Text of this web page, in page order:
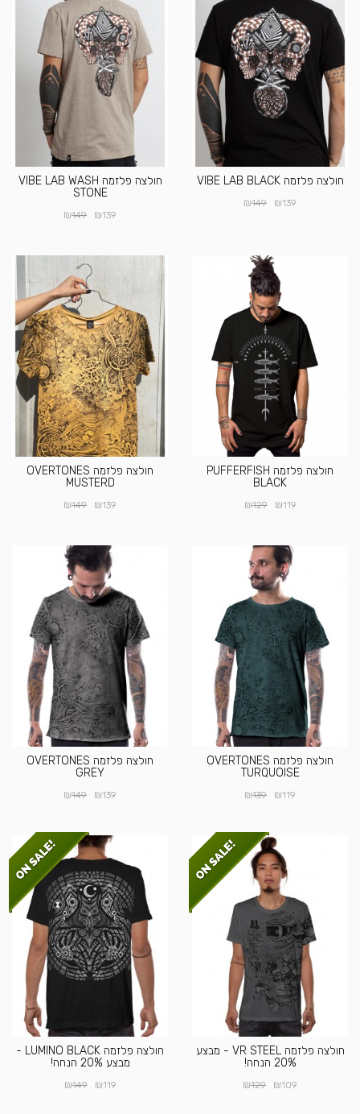
חולצה פלזמה VIBE LAB BLACK
₪139
₪149
חולצה פלזמה VIBE LAB WASH
STONE
₪139
₪149
חולצה פלזמה PUFFERFISH
BLACK
₪119
₪129
חולצה פלזמה OVERTONES
MUSTERD
₪139
₪149
חולצה פלזמה OVERTONES
TURQUOISE
₪119
₪139
חולצה פלזמה OVERTONES
GREY
₪139
₪149
חולצה פלזמה VR STEEL - מבצע
20% הנחה!
₪109
₪129
חולצה פלזמה LUMINO BLACK -
מבצע 20% הנחה!
₪119
₪149